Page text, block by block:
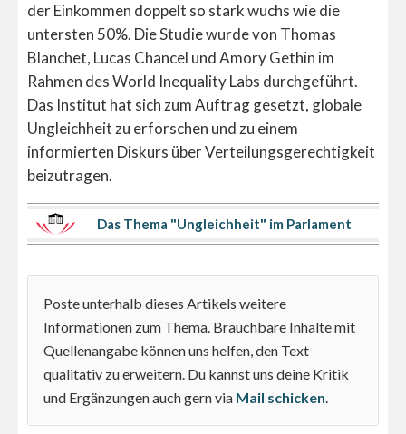
der Einkommen doppelt so stark wuchs wie die
untersten 50%. Die Studie wurde von Thomas
Blanchet, Lucas Chancel und Amory Gethin im
Rahmen des World Inequality Labs durchgeführt.
Das Institut hat sich zum Auftrag gesetzt, globale
Ungleichheit zu erforschen und zu einem
informierten Diskurs über Verteilungsgerechtigkeit
beizutragen.
Das Thema "Ungleichheit" im Parlament
Poste unterhalb dieses Artikels weitere
Informationen zum Thema. Brauchbare Inhalte mit
Quellenangabe können uns helfen, den Text
qualitativ zu erweitern. Du kannst uns deine Kritik
und Ergänzungen auch gern via Mail schicken.